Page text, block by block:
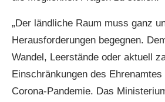
„Der ländliche Raum muss ganz
Herausforderungen begegnen.
Wandel, Leerstände oder aktuell
Einschränkungen des Ehrenamtes
Corona-Pandemie. Das